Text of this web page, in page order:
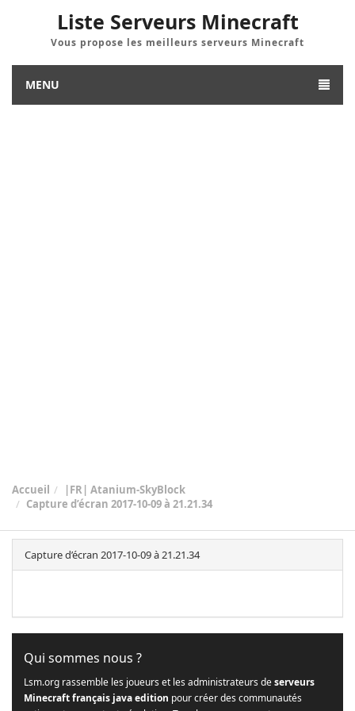
Liste Serveurs Minecraft
Vous propose les meilleurs serveurs Minecraft
MENU
Accueil
|FR| Atanium-SkyBlock
Capture d’écran 2017-10-09 à 21.21.34
Capture d’écran 2017-10-09 à 21.21.34
Qui sommes nous ?
Lsm.org rassemble les joueurs et les administrateurs deserveurs
Minecraft français java edition pour créer des communautés